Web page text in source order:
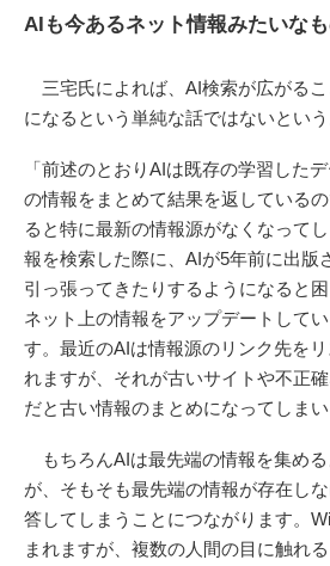
AIも今あるネット情報みたいな
三宅氏によれば、AI検索が広がる
になるという単純な話ではないという
「前述のとおりAIは既存の学習した
の情報をまとめて結果を返している
ると特に最新の情報源がなくなって
報を検索した際に、AIが5年前に出版
引っ張ってきたりするようになると
ネット上の情報をアップデートして
す。最近のAIは情報源のリンク先を
れますが、それが古いサイトや不正
だと古い情報のまとめになってしまい
もちろんAIは最先端の情報を集め
が、そもそも最先端の情報が存在し
答してしまうことにつながります。
まれますが、複数の人間の目に触れ